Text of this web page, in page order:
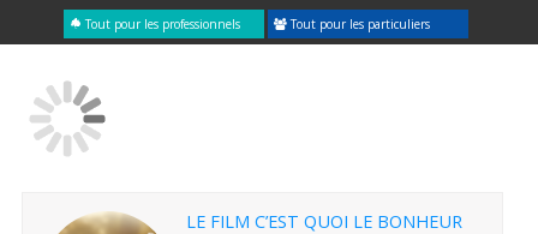
Tout pour les professionnels Tout pour les particuliers
LE FILM C’EST QUOI LE BONHEUR